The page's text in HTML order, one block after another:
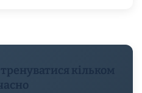
кільком